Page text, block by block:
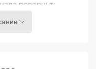
повернуть
когда камера